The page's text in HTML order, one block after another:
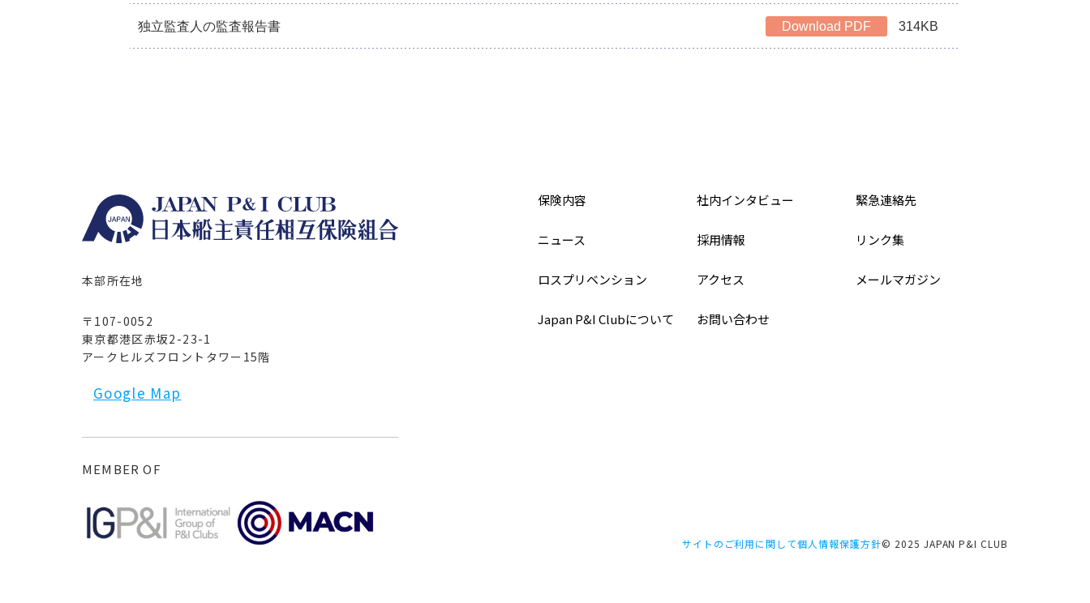
独立監査人の監査報告書 Download PDF 314KB
本部所在地
〒107-0052
東京都港区赤坂2-23-1
アークヒルズフロントタワー15階
Google Map
保険内容 社内インタビュー 緊急連絡先
ニュース 採用情報 リンク集
ロスプリベンション アクセス メールマガジン
Japan P&I Clubについて お問い合わせ
MEMBER OF
サイトのご利用に関して個人情報保護方針© 2025 JAPAN P&I CLUB